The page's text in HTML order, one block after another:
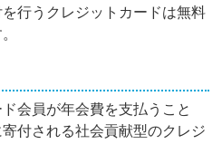
行うクレジットカードは無料
会員が年会費を支払うこと
付される社会貢献型のクレジ